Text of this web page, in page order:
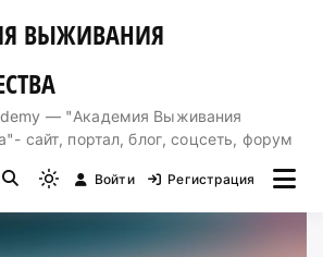
ВЫЖИВАНИЯ
— "Академия Выживания
сайт, портал, блог, соцсеть, форум
Light
mode
(click
Войти Регистрация